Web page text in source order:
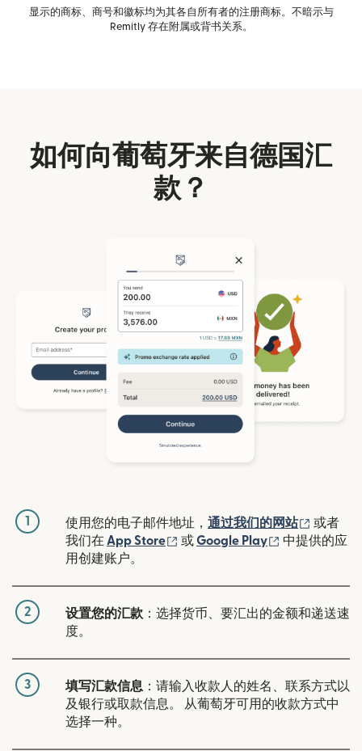
显示的商标、商号和徽标均为其各自所有者的注册商标。不暗示与
Remitly 存在附属或背书关系。
如何向葡萄牙来自德国汇
款？
1 使用您的电子邮件地址， 通过我们的网站 （在新
或者
我们在 App Store （在新窗口中打开）
或Google Play （在新窗口中
中提供的应
用创建账户。
2 设置您的汇款 ：选择货币、要汇出的金额和递送速
度。
3 填写汇款信息 ：请输入收款人的姓名、联系方式以
及银行或取款信息。 从葡萄牙可用的收款方式中
选择一种。